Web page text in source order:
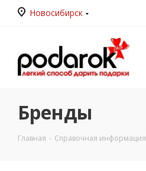
Новосибирск
Бренды
Главная - Справочная информация